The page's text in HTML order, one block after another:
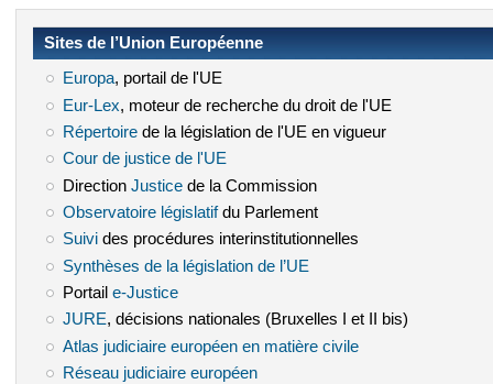
Sites de l’Union Européenne
Europa(le lien est externe)
, portail de l'UE
Eur-Lex (le lien est externe)
, moteur de recherche du droit de l'UE
Répertoire(le lien est externe)
de la législation de l'UE en vigueur
Cour de justice de l'UE
Direction Justice(le lien est externe)
de la Commission
Observatoire législatif(le lien est externe)
du Parlement
Suivi(le lien est externe)
des procédures interinstitutionnelles
Synthèses de la législation de l’UE
Portail e-Justice(le lien est externe)
JURE(le lien est externe)
, décisions nationales (Bruxelles I et II bis)
Atlas judiciaire européen en matière civile(le lien est externe)
Réseau judiciaire européen(le lien est externe)